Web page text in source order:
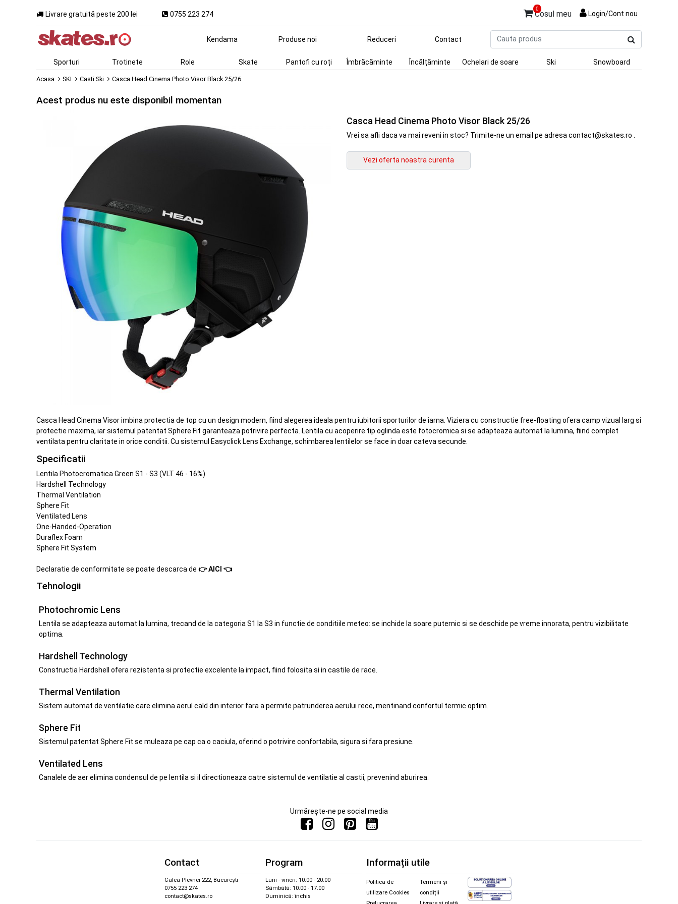
Livrare gratuită peste 200 lei 0755 223 274
0
Cosul meu Login/Cont nou
produs
Kendama Produse noi Reduceri Contact
Sporturi Trotinete Role Skate Pantofi cu roți Îmbrăcăminte Încălțăminte Ochelari de soare Ski Snowboard
Acasa SKI Casti Ski Casca Head Cinema Photo Visor Black 25/26
Acest produs nu este disponibil momentan
Casca Head Cinema Photo Visor Black 25/26
Vrei sa afli daca va mai reveni in stoc? Trimite-ne un email pe adresa contact@skates.ro .
Casca Head Cinema Visor imbina protectia de top cu un design modern, fiind alegerea ideala pentru iubitorii sporturilor de iarna. Viziera cu constructie free-floating ofera camp vizual larg si
protectie maxima, iar sistemul patentat Sphere Fit garanteaza potrivire perfecta. Lentila cu acoperire tip oglinda este fotocromica si se adapteaza automat la lumina, fiind complet
ventilata pentru claritate in orice conditii. Cu sistemul Easyclick Lens Exchange, schimbarea lentilelor se face in doar cateva secunde.
Specificatii
Lentila Photocromatica Green S1 - S3 (VLT 46 - 16%)
Hardshell Technology
Thermal Ventilation
Sphere Fit
Ventilated Lens
One-Handed-Operation
Duraflex Foam
Sphere Fit System
Declaratie de conformitate se poate descarca de 👉 AICI 👈
Tehnologii
Photochromic Lens
Lentila se adapteaza automat la lumina, trecand de la categoria S1 la S3 in functie de conditiile meteo: se inchide la soare puternic si se deschide pe vreme innorata, pentru vizibilitate
optima.
Hardshell Technology
Constructia Hardshell ofera rezistenta si protectie excelente la impact, fiind folosita si in castile de race.
Thermal Ventilation
Sistem automat de ventilatie care elimina aerul cald din interior fara a permite patrunderea aerului rece, mentinand confortul termic optim.
Sphere Fit
Sistemul patentat Sphere Fit se muleaza pe cap ca o caciula, oferind o potrivire confortabila, sigura si fara presiune.
Ventilated Lens
Canalele de aer elimina condensul de pe lentila si il directioneaza catre sistemul de ventilatie al castii, prevenind aburirea.
Urmărește-ne pe social media
Contact
Calea Plevnei 222, București
0755 223 274
contact@skates.ro
Program
Luni - vineri: 10.00 - 20.00
Sâmbătă: 10.00 - 17.00
Duminică: închis
Informații utile
Politica de
utilizare Cookies
Termeni și
condiții